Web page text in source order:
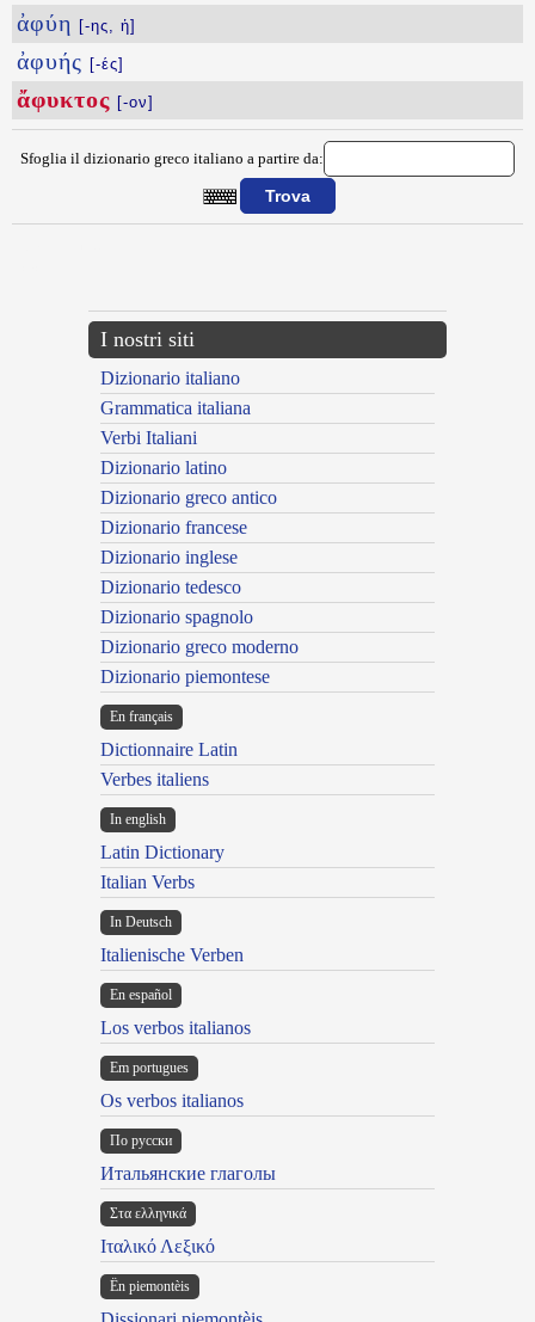
ἀφύη [-ης, ἡ]
ἀφυής [-ές]
ἄφυκτος [-ον]
Sfoglia il dizionario greco italiano a partire da:
I nostri siti
Dizionario italiano
Grammatica italiana
Verbi Italiani
Dizionario latino
Dizionario greco antico
Dizionario francese
Dizionario inglese
Dizionario tedesco
Dizionario spagnolo
Dizionario greco moderno
Dizionario piemontese
En français
Dictionnaire Latin
Verbes italiens
In english
Latin Dictionary
Italian Verbs
In Deutsch
Italienische Verben
En español
Los verbos italianos
Em portugues
Os verbos italianos
По русски
Итальянские глаголы
Στα ελληνικά
Ιταλικό Λεξικό
Ën piemontèis